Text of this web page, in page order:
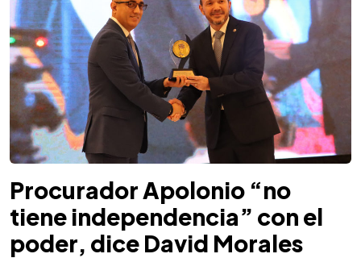
Procurador Apolonio “no
tiene independencia” con el
poder, dice David Morales